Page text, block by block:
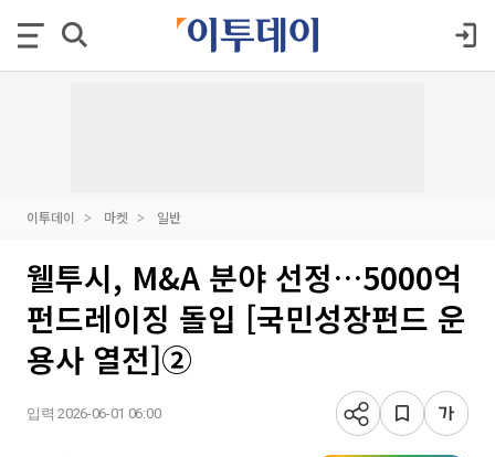
이투데이 마켓 일반
웰투시, M&A 분야 선정…5000억
펀드레이징 돌입 [국민성장펀드 운
용사 열전]②
입력 2026-06-01 06:00